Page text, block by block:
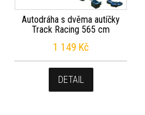
Autodráha s dvěma autíčky
Track Racing 565 cm
1 149 Kč
DETAIL